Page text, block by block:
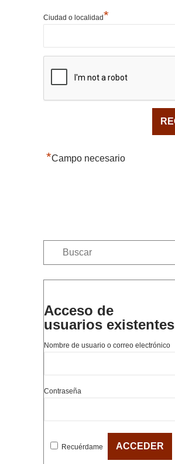
Ciudad o localidad*
*Campo necesario
Acceso de
usuarios existentes
Nombre de usuario o correo electrónico
Contraseña
Recuérdame